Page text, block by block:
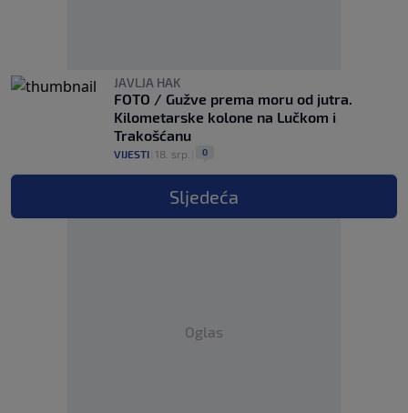
JAVLJA HAK
FOTO / Gužve prema moru od jutra.
Kilometarske kolone na Lučkom i
Trakošćanu
VIJESTI 18. srp. 0
Sljedeća
Oglas